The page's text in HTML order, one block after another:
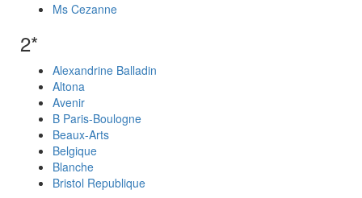
Ms Cezanne
2*
Alexandrine Balladin
Altona
Avenir
B Paris-Boulogne
Beaux-Arts
Belgique
Blanche
Bristol Republique